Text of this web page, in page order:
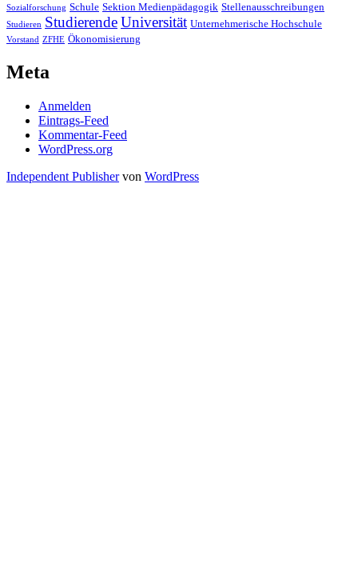
Sozialforschung Schule Sektion Medienpädagogik Stellenausschreibungen
Studieren StudierendeUniversität Unternehmerische Hochschule
Vorstand ZFHE Ökonomisierung
Meta
Anmelden
Eintrags-Feed
Kommentar-Feed
WordPress.org
Independent Publishervon WordPress